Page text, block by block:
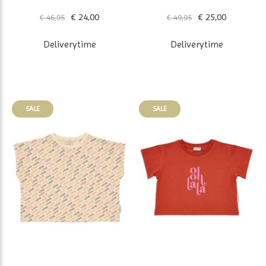
€ 46,95 € 24,00
Deliverytime
€ 49,95 € 25,00
Deliverytime
SALE SALE